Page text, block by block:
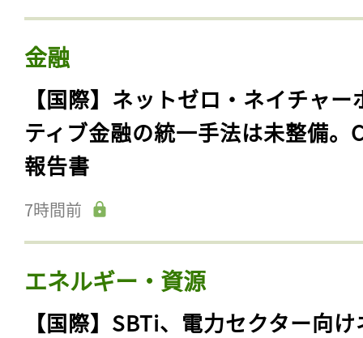
金融
【国際】ネットゼロ・ネイチャー
ティブ金融の統一手法は未整備。
報告書
7時間前
エネルギー・資源
【国際】SBTi、電力セクター向